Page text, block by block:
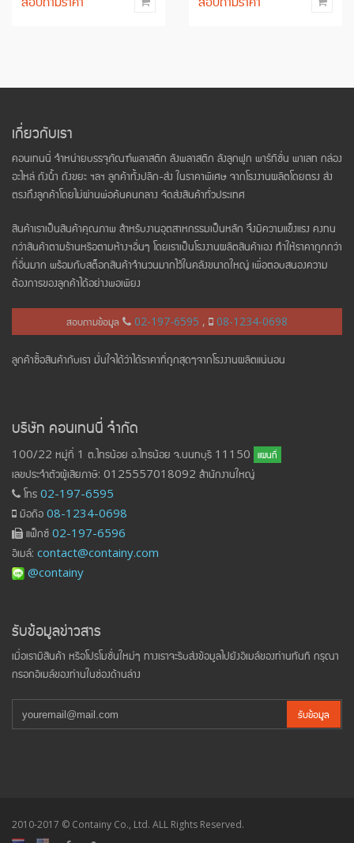
เกี่ยวกับเรา
คอนเทนนี่ จำหน่ายบรรจุภัณฑ์พลาสติก ลังพลาสติก ลังลูกฟูก พาร์ทิชั่น พาเลท กล่อง
อะไหล่ ถังน้ำ ถังขยะ ฯลฯ ลูกค้าทั้งปลีก-ส่ง ในราคาพิเศษ จากโรงงานผลิตโดยตรง ส่ง
ตรงถึงลูกค้าโดยไม่ผ่านพ่อค้นคนกลาง จัดส่งสินค้าทั่วประเทศ
สินค้าเราเป็นสินค้าคุณภาพ สำหรับงานอุตสาหกรรมเป็นหลัก จึงมีความแข็งแรง คงทน
กว่าสินค้าตามร้านหรือตามห้างฯอื่นๆ โดยเราเป็นโรงงานผลิตสินค้าเอง ทำให้ราคาถูกกว่า
ที่อื่นมาก พร้อมกับสต็อกสินค้าจำนวนมากไว้ในคลังขนาดใหญ่ เพื่อตอบสนองความ
ต้องการของลูกค้าได้อย่างพอเพียง
สอบถามข้อมูล 02-197-6595 , 08-1234-0698
ลูกค้าซื้อสินค้ากับเรา มั่นใจได้ว่าได้ราคาที่ถูกสุดๆจากโรงงานผลิตแน่นอน
บริษัท คอนเทนนี่ จำกัด
100/22 หมู่ที่ 1 ต.ไทรน้อย อ.ไทรน้อย จ.นนทบุรี 11150 แผนที่
เลขประจำตัวผู้เสียภาษี: 0125557018092 สำนักงานใหญ่
โทร 02-197-6595
มือถือ 08-1234-0698
แฟ็กซ์ 02-197-6596
อีเมล์: contact@containy.com
@containy
รับข้อมูลข่าวสาร
เมื่อเรามีสินค้า หรือโปรโมชั่นใหม่ๆ ทางเราจะรีบส่งข้อมูลไปยังอีเมล์ของท่านทันที กรุณา
กรอกอีเมล์ของท่านในช่องด้านล่าง
รับข้อมูล
2010-2017 © Containy Co., Ltd. ALL Rights Reserved.